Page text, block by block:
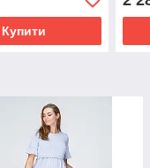
Купити